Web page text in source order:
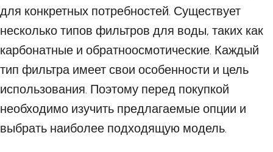
для конкретных потребностей. Существует
несколько типов фильтров для воды, таких как
карбонатные и обратноосмотические. Каждый
тип фильтра имеет свои особенности и цель
использования. Поэтому перед покупкой
необходимо изучить предлагаемые опции и
выбрать наиболее подходящую модель.